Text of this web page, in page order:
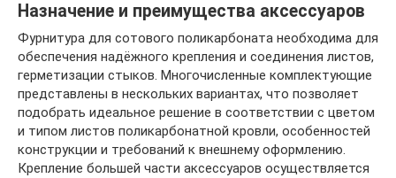
Назначение и преимущества аксессуаров
Фурнитура для сотового поликарбоната необходима для
обеспечения надёжного крепления и соединения листов,
герметизации стыков. Многочисленные комплектующие
представлены в нескольких вариантах, что позволяет
подобрать идеальное решение в соответствии с цветом
и типом листов поликарбонатной кровли, особенностей
конструкции и требований к внешнему оформлению.
Крепление большей части аксессуаров осуществляется